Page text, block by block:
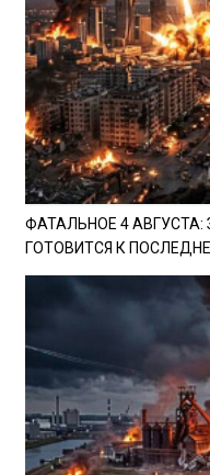
ФАТАЛЬНОЕ 4 АВГУСТА:
ГОТОВИТСЯ К